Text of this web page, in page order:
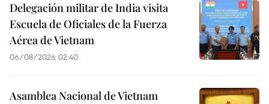
Delegación militar de India visita
Escuela de Oficiales de la Fuerza
Aérea de Vietnam
06/08/2026 02:40
Asamblea Nacional de Vietnam